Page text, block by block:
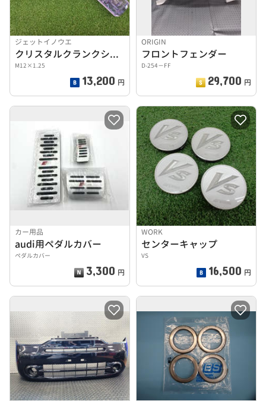
ジェットイノウエ
クリスタルクランクシフトノブ
M12×1.25
13,200 円
ORIGIN
フロントフェンダー
D-254−FF
29,700 円
カー用品
audi用ペダルカバー
ペダルカバー
3,300 円
WORK
センターキャップ
VS
16,500 円